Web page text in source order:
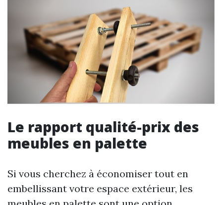
Le rapport qualité-prix des
meubles en palette
Si vous cherchez à économiser tout en
embellissant votre espace extérieur, les